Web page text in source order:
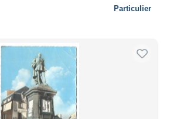
Particulier